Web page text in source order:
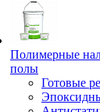
Полимерные
полы
Готовые